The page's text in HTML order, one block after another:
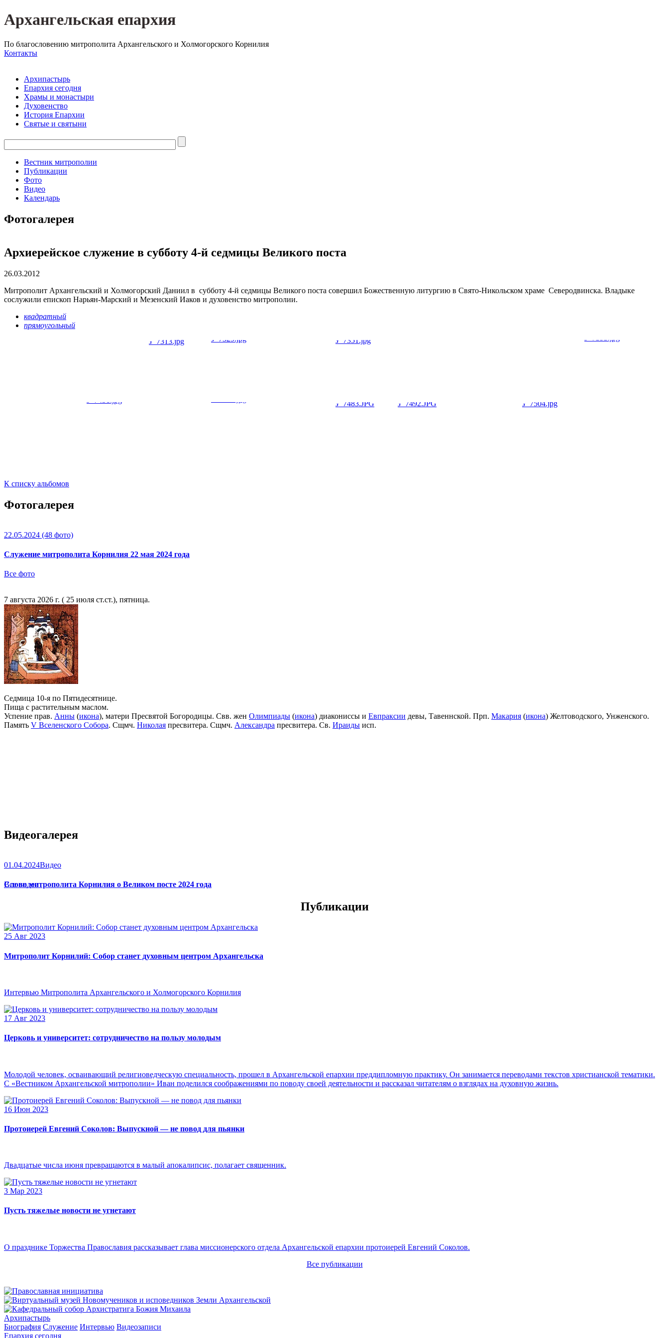
Архангельская епархия
По благословению митрополита Архангельского и Холмогорского Корнилия
Контакты
Архипастырь
Епархия сегодня
Храмы и монастыри
Духовенство
История Епархии
Святые и святыни
Вестник митрополии
Публикации
Фото
Видео
Календарь
Фотогалерея
Архиерейское служение в субботу 4-й седмицы Великого поста
26.03.2012
Митрополит Архангельский и Холмогорский Даниил в субботу 4-й седмицы Великого поста совершил Божественную литургию в Свято-Никольском храме Северодвинска. Владыке
сослужили епископ Нарьян-Марский и Мезенский Иаков и духовенство митрополии.
квадратный
прямоугольный
К списку альбомов
Фотогалерея
22.05.2024 (48 фото)
Служение митрополита Корнилия 22 мая 2024 года
Все фото
7 августа 2026 г. ( 25 июля ст.ст.), пятница.
Седмица 10-я по Пятидесятнице.
Пища с растительным маслом.
Успение прав. Анны (икона), матери Пресвятой Богородицы. Свв. жен Олимпиады (икона) диакониссы и Евпраксии девы, Тавеннской. Прп. Макария (икона) Желтоводского, Унженского.
Память V Вселенского Собора. Сщмч. Николая пресвитера. Сщмч. Александра пресвитера. Св. Ираиды исп.
Видеогалерея
01.04.2024Видео
Слово митрополита Корнилия о Великом посте 2024 года
Все видео
Публикации
25 Авг 2023
Митрополит Корнилий: Собор станет духовным центром Архангельска
Интервью Митрополита Архангельского и Холмогорского Корнилия
17 Авг 2023
Церковь и университет: сотрудничество на пользу молодым
Молодой человек, осваивающий религиоведческую специальность, прошел в Архангельской епархии преддипломную практику. Он занимается переводами текстов христианской тематики.
С «Вестником Архангельской митрополии» Иван поделился соображениями по поводу своей деятельности и рассказал читателям о взглядах на духовную жизнь.
16 Июн 2023
Протоиерей Евгений Соколов: Выпускной — не повод для пьянки
Двадцатые числа июня превращаются в малый апокалипсис, полагает священник.
3 Мар 2023
Пусть тяжелые новости не угнетают
О празднике Торжества Православия рассказывает глава миссионерского отдела Архангельской епархии протоиерей Евгений Соколов.
Все публикации
Архипастырь
Биография Служение Интервью Видеозаписи
Епархия сегодня